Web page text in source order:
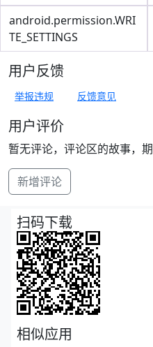
android.permission.WRI
TE_SETTINGS
用户反馈
举报违规 反馈意见
用户评价
暂无评论，评论区的故事，期
新增评论
扫码下载
相似应用